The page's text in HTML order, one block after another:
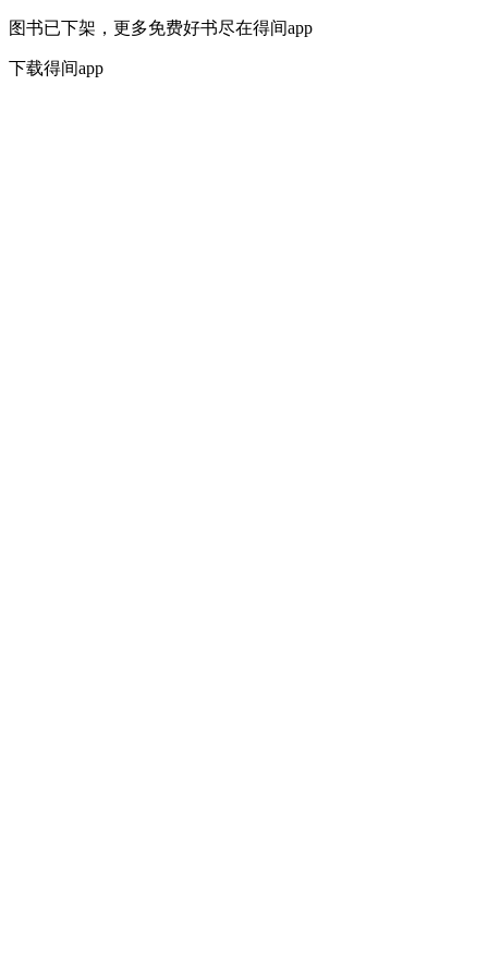
图书已下架，更多免费好书尽在得间app
下载得间app